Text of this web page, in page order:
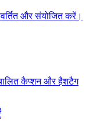
और संयोजित करें।
कैप्शन और हैशटैग